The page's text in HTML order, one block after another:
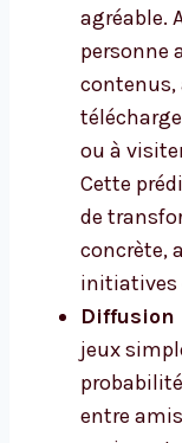
agréable.
personne
contenus,
ou à
Cette
de
concrète,
initiatives
Diffusion
jeux
entre